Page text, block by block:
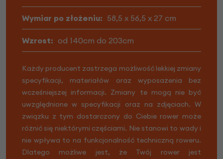
Wymiar po złożeniu: 58,5 x 56,5 x 27 cm
Wzrost: od 140cm do 203cm
Każdy producent zastrzega możliwość lekkiej zmiany
specyfikacji, materiałów oraz wyposażenia bez
wcześniejszej informacji. Zmiany te mogą nie być
uwzględnione w specyfikacji oraz na zdjęciach. W
związku z tym dostarczony do Ciebie rower może
różnić się niektórymi częściami. Nie stanowi to wady i
nie wpływa to na funkcjonalność techniczną roweru.
Dlatego możliwe jest, że Twój rower jest